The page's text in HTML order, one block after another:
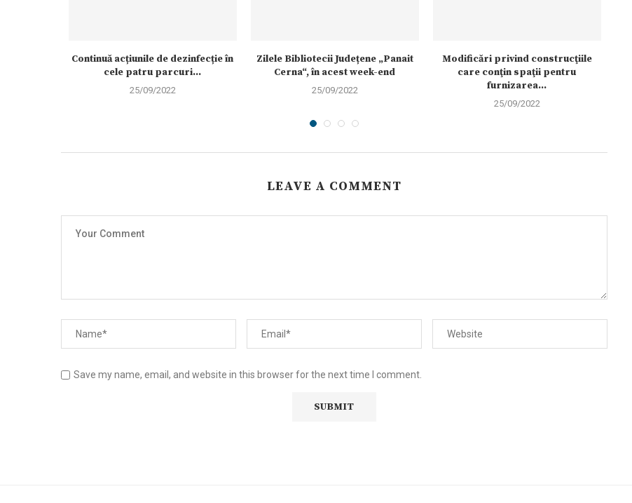
Continuă acțiunile de dezinfecție în
cele patru parcuri...
25/09/2022
Zilele Bibliotecii Județene „Panait
Cerna“, în acest week-end
25/09/2022
Modificări privind construcţiile
care conţin spaţii pentru
furnizarea...
25/09/2022
LEAVE A COMMENT
Save my name, email, and website in this browser for the next time I comment.